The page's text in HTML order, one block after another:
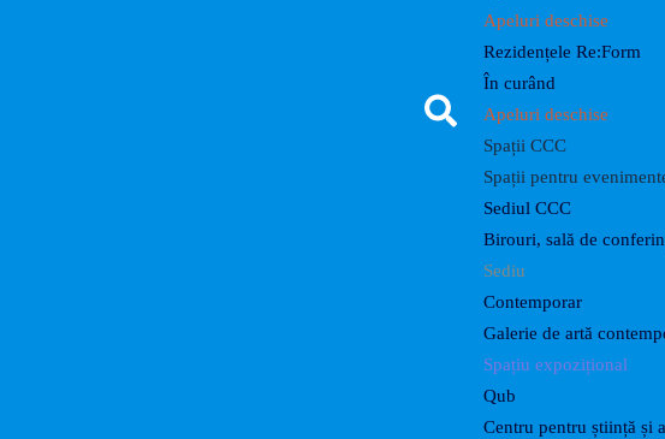
Apeluri deschise
Rezidențele Re:Form
În curând
Apeluri deschise
Spații CCC
Spații pentru
Sediul CCC
Birouri, sală de
Sediu
Contemporar
Galerie de artă
Spațiu expozițional
Qub
Centru pentru știință și